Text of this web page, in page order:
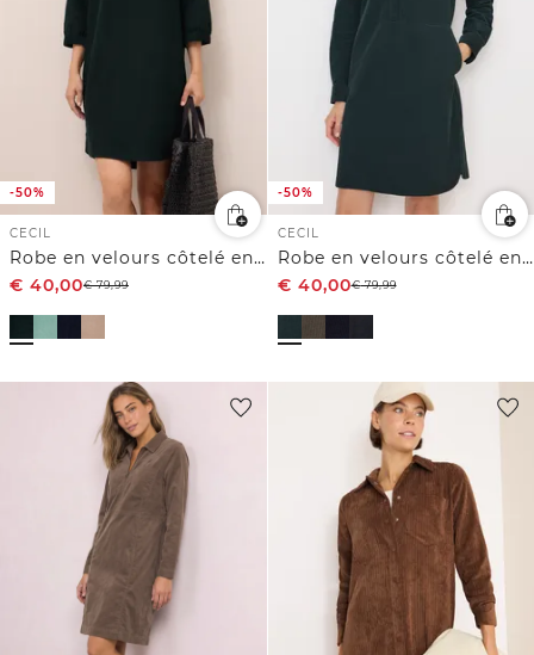
-50%
CECIL
Robe en velours côtelé en couleur unie
€ 40,00€79,99
-50%
CECIL
Robe en velours côtelé en couleur unie
€ 40,00€79,99